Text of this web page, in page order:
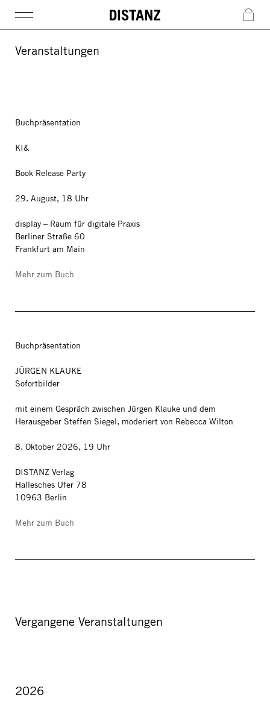
c
Veranstaltungen
Buchpräsentation
KI&
Book Release Party
29. August, 18 Uhr
display – Raum für digitale Praxis
Berliner Straße 60
Frankfurt am Main
Mehr zum Buch
Buchpräsentation
JÜRGEN KLAUKE
Sofortbilder
mit einem Gespräch zwischen Jürgen Klauke und dem
Herausgeber Steffen Siegel, moderiert von Rebecca Wilton
8. Oktober 2026, 19 Uhr
DISTANZ Verlag
Hallesches Ufer 78
10963 Berlin
Mehr zum Buch
Vergangene Veranstaltungen
2026